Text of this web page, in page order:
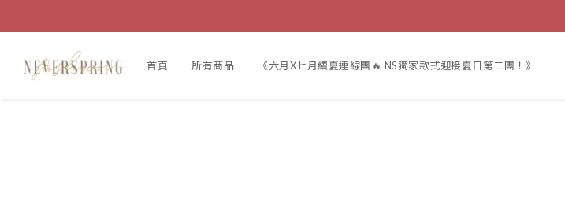
首頁 所有商品 《六月X七月續夏連線團🔥 NS獨家款式迎接夏日第二團！》